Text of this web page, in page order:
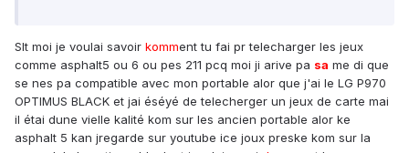
Slt moi je voulai savoir komment tu fai pr telecharger les jeux
comme asphalt5 ou 6 ou pes 211 pcq moi ji arive pa sa me di que
se nes pa compatible avec mon portable alor que j'ai le LG P970
OPTIMUS BLACK et jai éséyé de telecherger un jeux de carte mai
il étai dune vielle kalité kom sur les ancien portable alor ke
asphalt 5 kan jregarde sur youtube ice joux preske kom sur la